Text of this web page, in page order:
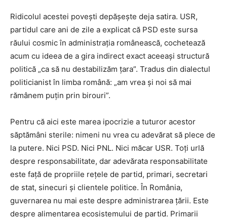
Ridicolul acestei povești depășește deja satira. USR,
partidul care ani de zile a explicat că PSD este sursa
răului cosmic în administrația românească, cochetează
acum cu ideea de a gira indirect exact aceeași structură
politică „ca să nu destabilizăm țara”. Tradus din dialectul
politicianist în limba română: „am vrea și noi să mai
rămânem puțin prin birouri”.
Pentru că aici este marea ipocrizie a tuturor acestor
săptămâni sterile: nimeni nu vrea cu adevărat să plece de
la putere. Nici PSD. Nici PNL. Nici măcar USR. Toți urlă
despre responsabilitate, dar adevărata responsabilitate
este față de propriile rețele de partid, primari, secretari
de stat, sinecuri și clientele politice. În România,
guvernarea nu mai este despre administrarea țării. Este
despre alimentarea ecosistemului de partid. Primarii